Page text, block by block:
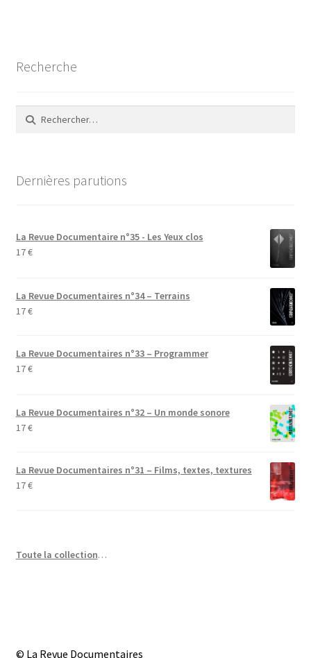
Recherche
Rechercher :
Dernières parutions
La Revue Documentaire n°35 - Les Yeux clos
17€
La Revue Documentaires n°34 – Terrains
17€
La Revue Documentaires n°33 – Programmer
17€
La Revue Documentaires n°32 – Un monde sonore
17€
La Revue Documentaires n°31 – Films, textes, textures
17€
Toute la collection…
© La Revue Documentaires